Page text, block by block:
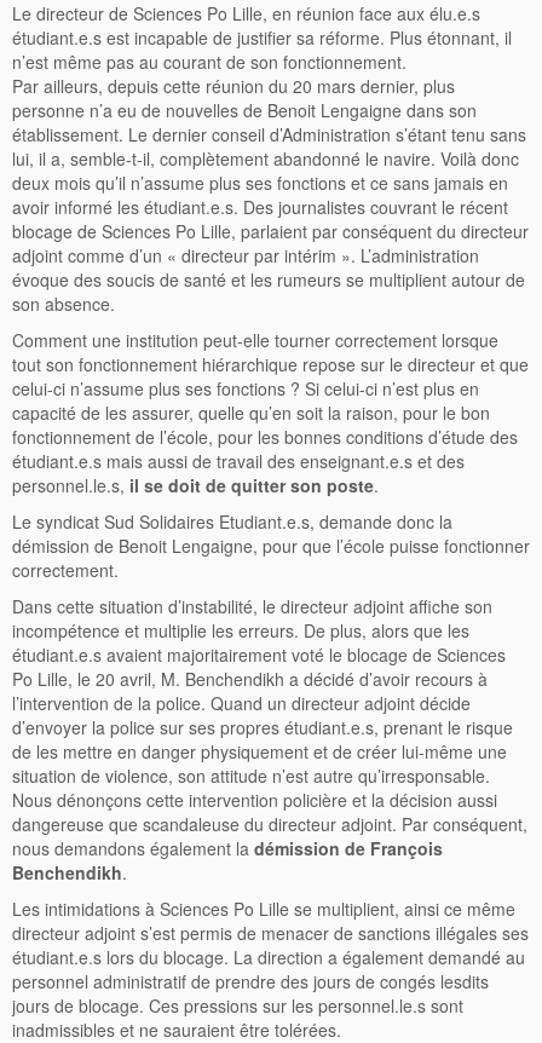
Le directeur de Sciences Po Lille, en réunion face aux élu.e.s
étudiant.e.s est incapable de justifier sa réforme. Plus étonnant, il
n’est même pas au courant de son fonctionnement.
Par ailleurs, depuis cette réunion du 20 mars dernier, plus
personne n’a eu de nouvelles de Benoit Lengaigne dans son
établissement. Le dernier conseil d’Administration s’étant tenu sans
lui, il a, semble-t-il, complètement abandonné le navire. Voilà donc
deux mois qu’il n’assume plus ses fonctions et ce sans jamais en
avoir informé les étudiant.e.s. Des journalistes couvrant le récent
blocage de Sciences Po Lille, parlaient par conséquent du directeur
adjoint comme d’un « directeur par intérim ». L’administration
évoque des soucis de santé et les rumeurs se multiplient autour de
son absence.
Comment une institution peut-elle tourner correctement lorsque
tout son fonctionnement hiérarchique repose sur le directeur et que
celui-ci n’assume plus ses fonctions ? Si celui-ci n’est plus en
capacité de les assurer, quelle qu’en soit la raison, pour le bon
fonctionnement de l’école, pour les bonnes conditions d’étude des
étudiant.e.s mais aussi de travail des enseignant.e.s et des
personnel.le.s, il se doit de quitter son poste.
Le syndicat Sud Solidaires Etudiant.e.s, demande donc la
démission de Benoit Lengaigne, pour que l’école puisse fonctionner
correctement.
Dans cette situation d’instabilité, le directeur adjoint affiche son
incompétence et multiplie les erreurs. De plus, alors que les
étudiant.e.s avaient majoritairement voté le blocage de Sciences
Po Lille, le 20 avril, M. Benchendikh a décidé d’avoir recours à
l’intervention de la police. Quand un directeur adjoint décide
d’envoyer la police sur ses propres étudiant.e.s, prenant le risque
de les mettre en danger physiquement et de créer lui-même une
situation de violence, son attitude n’est autre qu’irresponsable.
Nous dénonçons cette intervention policière et la décision aussi
dangereuse que scandaleuse du directeur adjoint. Par conséquent,
nous demandons également la démission de François
Benchendikh.
Les intimidations à Sciences Po Lille se multiplient, ainsi ce même
directeur adjoint s’est permis de menacer de sanctions illégales ses
étudiant.e.s lors du blocage. La direction a également demandé au
personnel administratif de prendre des jours de congés lesdits
jours de blocage. Ces pressions sur les personnel.le.s sont
inadmissibles et ne sauraient être tolérées.